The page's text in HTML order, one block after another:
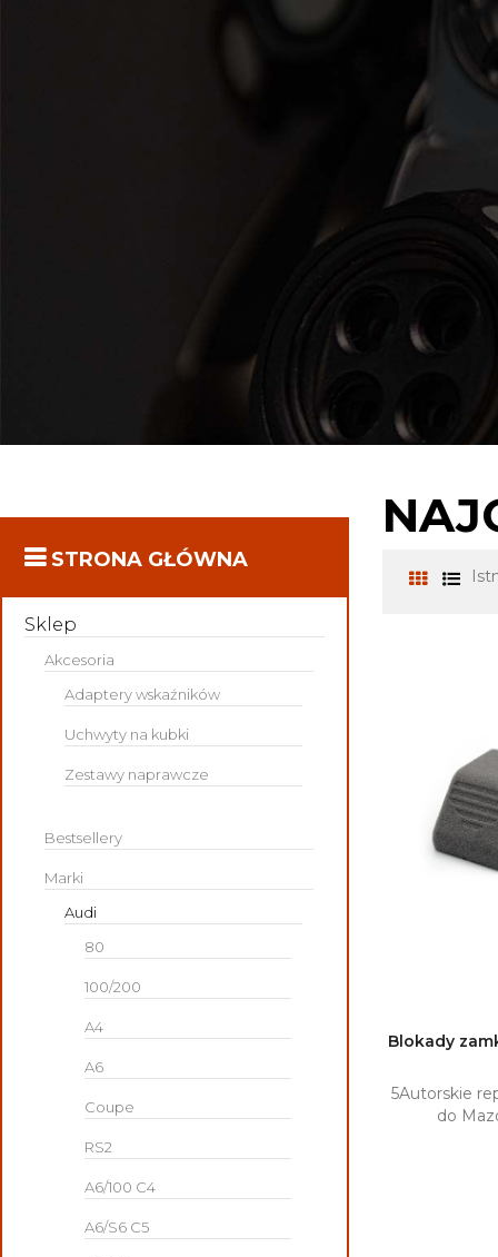
STRONA GŁÓWNA
Sklep
Akcesoria
Adaptery wskaźników
Uchwyty na kubki
Zestawy naprawcze
Bestsellery
Marki
Audi
80
100/200
A4
A6
Coupe
RS2
A6/100 C4
A6/S6 C5
Blokady
5Autorskie
do